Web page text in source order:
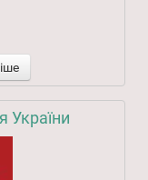
України